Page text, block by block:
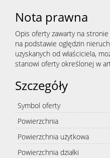
Nota prawna
Opis oferty zawarty na
na podstawie oględzin
uzyskanych od właściciela,
stanowi oferty określonej w
Szczegóły
Symbol oferty
Powierzchnia
Powierzchnia użytkowa
Powierzchnia działki